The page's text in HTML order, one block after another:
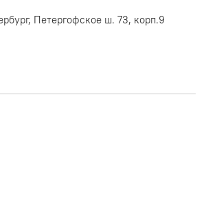
Петергофское ш. 73, корп.9